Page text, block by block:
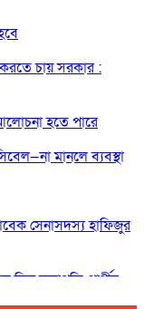
করতে চায় সরকার :
আলোচনা হতে পারে
মানলে ব্যবস্থা
সেনাসদস্য হাফিজুর
তিন সভাপতি প্রার্থীর